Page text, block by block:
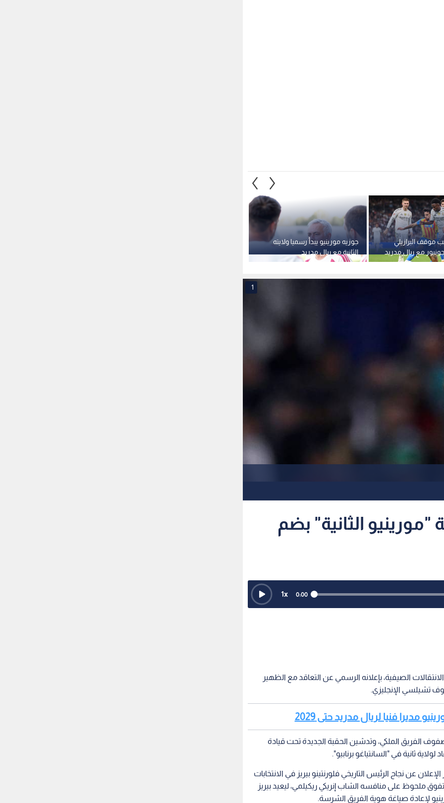
جوزيه مورينيو يبدأ رسميا ولايته
الثانية مع ريال مدريد
موقف البرازيلي
مع ريال مدريد
1
الثانية" بضم
0:00
1x
الصيفية، بإعلانه الرسمي عن التعاقد مع الظهير
تشيلسي الإنجليزي.
مديرا فنيا لريال مدريد حتى 2029
الفريق الملكي، وتدشين الحقبة الجديدة تحت قيادة
ثانية في "السانتياغو برنابيو".
عن نجاح الرئيس التاريخي فلورنتينو بيريز في الانتخابات
ملحوظ على منافسه الشاب إنريكي ريكيلمي، ليعيد بيريز
لإعادة صياغة هوية الفريق الشرسة.